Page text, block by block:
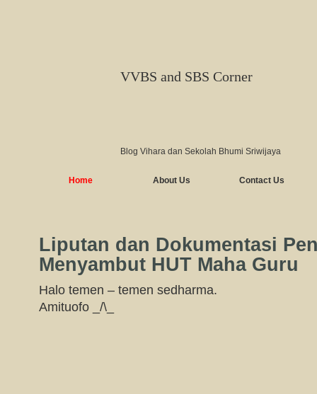
VVBS and SBS Corner
Blog Vihara dan Sekolah Bhumi Sriwijaya
Home About Us Contact Us
Liputan dan Dokumentasi
Menyambut HUT Maha Guru
Halo temen – temen sedharma.
Amituofo _/\_